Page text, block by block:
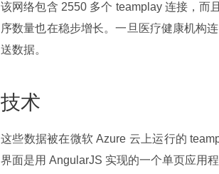
该网络包含 2550 多个 teamplay 连接，而
序数量也在稳步增长。一旦医疗健康机构
送数据。
技术
这些数据被在微软 Azure 云上运行的
界面是用 AngularJS 实现的一个单页应用